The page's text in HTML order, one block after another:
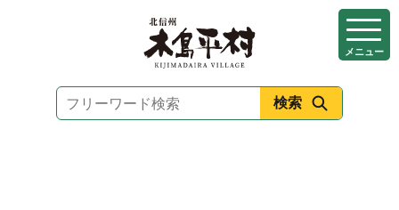
メニュー